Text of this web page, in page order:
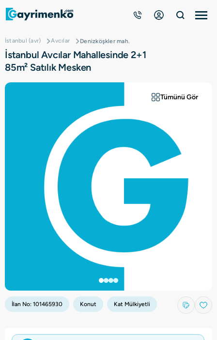
Gayrimenkuller
İstanbul (avr) Avcılar Denizköşkler mah.
İstanbul Avcılar Mahallesinde 2+1
85m² Satılık Mesken
Tümünü Gör
İlan No: 101465930 Konut Kat Mülkiyetli